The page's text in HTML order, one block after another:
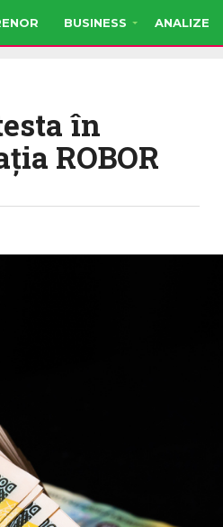
BUSINESS ANALIZE
în
ROBOR